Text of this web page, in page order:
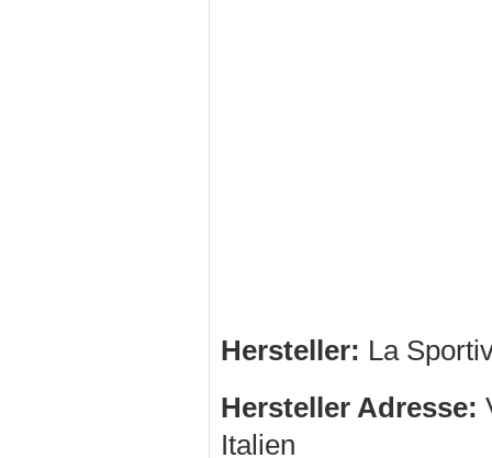
Hersteller: La
Hersteller Adresse:
Italien